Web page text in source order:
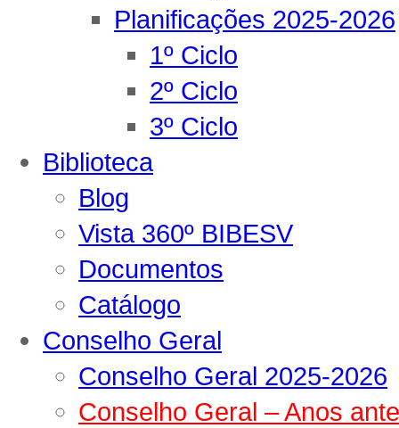
Planificações 2025-2026
1º Ciclo
2º Ciclo
3º Ciclo
Biblioteca
Blog
Vista 360º BIBESV
Documentos
Catálogo
Conselho Geral
Conselho Geral 2025-2026
Conselho Geral – Anos